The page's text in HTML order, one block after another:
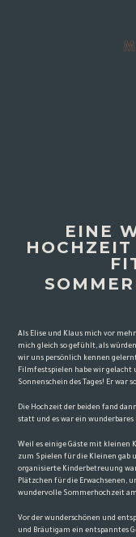
EINE
Als Elise und Klaus mich vor
mich gleich so gefühlt, als
wir uns persönlich kennen
Filmfestspielen habe wir gelacht
Sonnenschein des Tages! Er war
Die Hochzeit der beiden fand
statt und es war ein wunderbares
Weil es einige Gäste mit kleinen
zum Spielen für die Kleinen gab
organisierte Kinderbetreuung
Plätzchen für die Erwachsenen,
wundervolle Sommerhochzeit
Vor der wunderschönen und
und Bräutigam ein entspanntes